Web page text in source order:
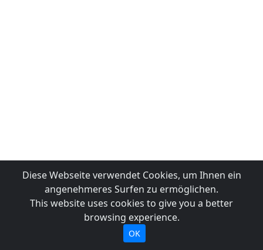
Diese Webseite verwendet Cookies, um Ihnen ein
angenehmeres Surfen zu ermöglichen.
This website uses cookies to give you a better
browsing experience.
OK